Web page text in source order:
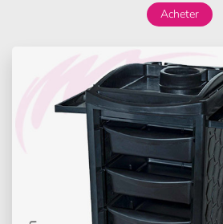
Acheter